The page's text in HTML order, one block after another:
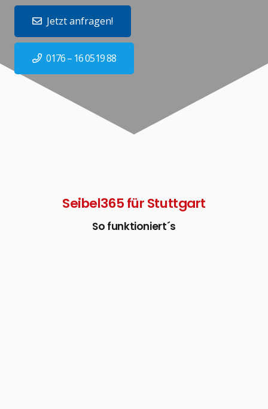
Jetzt anfragen!
0176 – 16 0519 88
Seibel365 für Stuttgart
So funktioniert´s